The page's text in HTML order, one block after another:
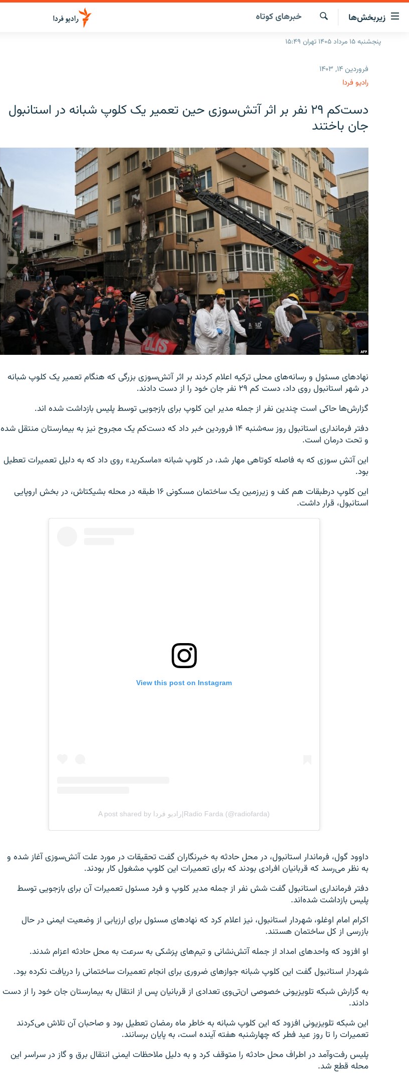
لینک‌های
قابلیت
دسترسی
زیربخش‌ها
صفحه اصلی
برنامه‌های رادیویی
چندرسانه‌ای
گزارش‌های ویدئویی
جستجو
خبرهای کوتاه
پنجشنبه ۱۵ مرداد ۱۴۰۵ تهران ۱۵:۴۹
فروردین ۱۴, ۱۴۰۳
رادیو فردا
دست‌کم ۲۹ نفر بر اثر آتش‌سوزی حین تعمیر یک کلوپ شبانه در استانبول
جان باختند
نهادهای مسئول و رسانه‌های محلی ترکیه اعلام کردند بر اثر آتش‌سوزی بزرگی که هنگام تعمیر یک کلوپ شبانه
در شهر استانبول روی داد، دست کم ۲۹ نفر جان خود را از دست دادند.
گزارش‌ها حاکی است چندین نفر از جمله مدیر این کلوپ برای بازجویی توسط پلیس بازداشت شده اند.
دفتر فرمانداری استانبول روز سه‌شنبه ۱۴ فروردین خبر داد که دست‌کم یک مجروح نیز به بیمارستان منتقل شده
و تحت درمان است.
این آتش سوزی که به فاصله کوتاهی مهار شد، در کلوپ شبانه «ماسکرید» روی داد که به دلیل تعمیرات تعطیل
بود.
این کلوپ درطبقات هم کف و زیر‌زمین یک ساختمان مسکونی ۱۶ طبقه در محله بشیکتاش، در بخش اروپایی
استانبول، قرار داشت.
داوود گول، فرماندار استانبول، در محل حادثه به خبرنگاران گفت تحقیقات در مورد علت آتش‌سوزی آغاز شده و
به نظر می‌رسد که قربانیان افرادی بودند که برای تعمیرات این کلوپ مشغول کار بودند.
دفتر فرمانداری استانبول گفت شش نفر از جمله مدیر کلوپ و فرد مسئول تعمیرات آن برای بازجویی توسط
پلیس بازداشت شده‌اند.
اکرام امام اوغلو، شهردار استانبول، نیز اعلام کرد که نهادهای مسئول برای ارزیابی از وضعیت ایمنی در حال
بازرسی از کل ساختمان هستند.
او افزود که واحدهای امداد از جمله آتش‌نشانی و تیم‌های پزشکی به سرعت به محل حادثه اعزام شدند.
شهردار استانبول گفت این کلوپ شبانه جوازهای ضروری برای انجام تعمیرات ساختمانی را دریافت نکرده بود.
به گزارش شبکه تلویزیونی خصوصی ان‌تی‌وی تعدادی از قربانیان پس از انتقال به بیمارستان جان خود را از دست
دادند.
اين شبکه تلویزیونی افزود که این کلوپ شبانه به خاطر ماه رمضان تعطیل بود و صاحبان آن تلاش می‌کردند
تعمیرات را تا روز عید فطر که چهارشنبه هفته آینده است، به پایان برسانند.
پلیس رفت‌و‌آمد در اطراف محل حادثه را متوقف کرد و به دلیل ملاحظات ایمنی انتقال برق و گاز در سراسر این
محله قطع شد.